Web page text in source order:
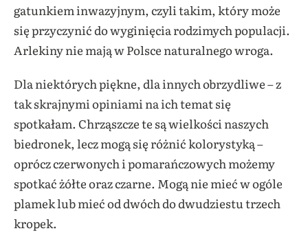
gatunkiem inwazyjnym, czyli takim, który może
się przyczynić do wyginięcia rodzimych populacji.
Arlekiny nie mają w Polsce naturalnego wroga.
Dla niektórych piękne, dla innych obrzydliwe – z
tak skrajnymi opiniami na ich temat się
spotkałam. Chrząszcze te są wielkości naszych
biedronek, lecz mogą się różnić kolorystyką –
oprócz czerwonych i pomarańczowych możemy
spotkać żółte oraz czarne. Mogą nie mieć w ogóle
plamek lub mieć od dwóch do dwudziestu trzech
kropek.